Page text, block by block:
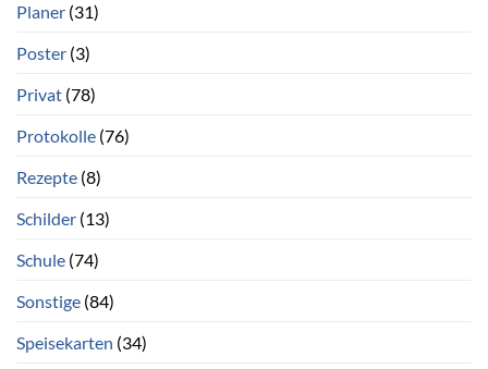
Planer (31)
Poster (3)
Privat (78)
Protokolle (76)
Rezepte (8)
Schilder (13)
Schule (74)
Sonstige (84)
Speisekarten (34)